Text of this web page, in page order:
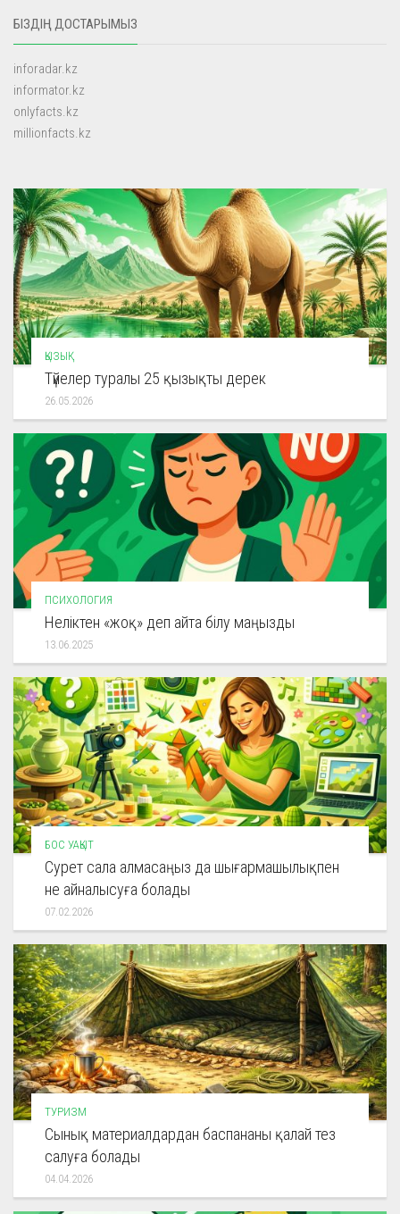
БІЗДІҢ ДОСТАРЫМЫЗ
inforadar.kz
informator.kz
onlyfacts.kz
millionfacts.kz
ҚЫЗЫҚ
Түйелер туралы 25 қызықты дерек
26.05.2026
ПСИХОЛОГИЯ
Неліктен «жоқ» деп айта білу маңызды
13.06.2025
БОС УАҚЫТ
Сурет сала алмасаңыз да шығармашылықпен
не айналысуға болады
07.02.2026
ТУРИЗМ
Сынық материалдардан баспананы қалай тез
салуға болады
04.04.2026